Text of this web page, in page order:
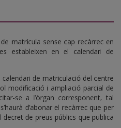
matrícula sense cap recàrrec en
estableixen en el calendari de
de matriculació del centre
modificació i ampliació parcial de
se a l’òrgan corresponent, tal
d’abonar el recàrrec que per
de preus públics que publica